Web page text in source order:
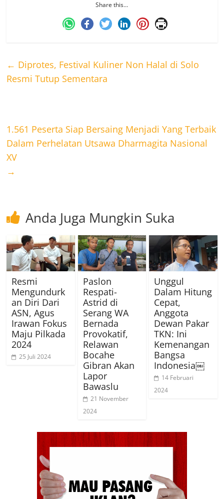
Share this…
← Diprotes, Festival Kuliner Non Halal di Solo
Resmi Tutup Sementara
1.561 Peserta Siap Bersaing Menjadi Yang Terbaik
Dalam Perhelatan Utsawa Dharmagita Nasional
XV
→
Anda Juga Mungkin Suka
Resmi
Mengundurk
an Diri Dari
ASN, Agus
Irawan Fokus
Maju Pilkada
2024
25 Juli 2024
Paslon
Respati-
Astrid di
Serang WA
Bernada
Provokatif,
Relawan
Bocahe
Gibran Akan
Lapor
Bawaslu
21 November
2024
Unggul
Dalam Hitung
Cepat,
Anggota
Dewan Pakar
TKN: Ini
Kemenangan
Bangsa
Indonesia￼
14 Februari
2024